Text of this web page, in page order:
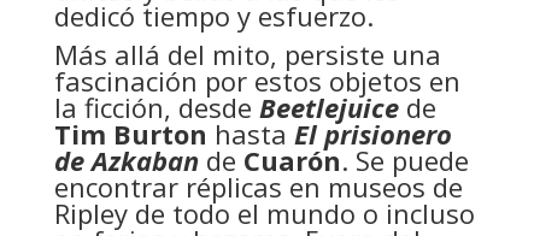
dedicó tiempo y esfuerzo.
Más allá del mito, persiste una
fascinación por estos objetos en
la ficción, desde Beetlejuicede
Tim Burton hasta El prisionero
de Azkabande Cuarón. Se puede
encontrar réplicas en museos de
Ripley de todo el mundo o incluso